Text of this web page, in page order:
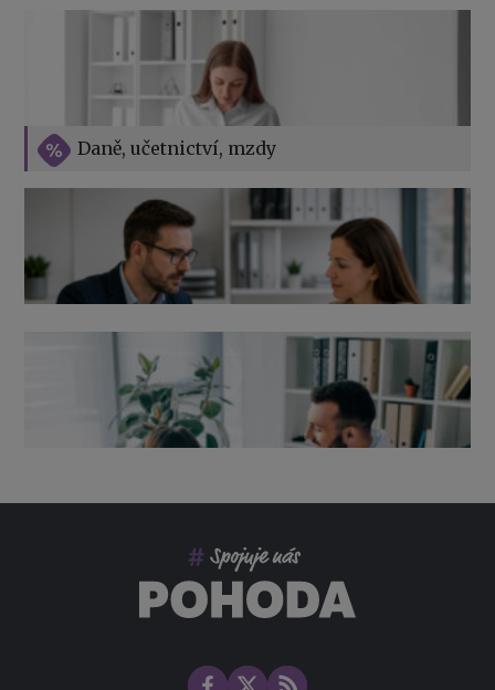
Daně, učetnictví, mzdy
Vše o překážkách v práci na straně zaměstnavatele
Výpověď ze zdravotních důvodů 2026 – průvodce pro
zaměstnavatele